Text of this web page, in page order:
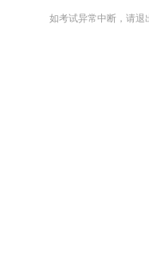
如考试异常中断，请退